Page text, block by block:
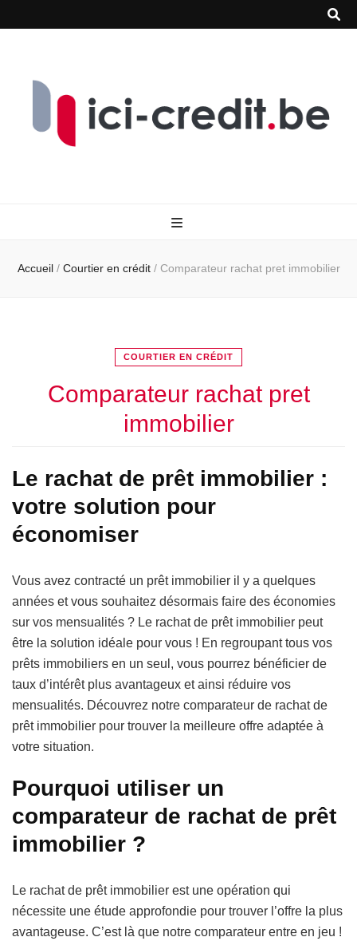
Accueil / Courtier en crédit / Comparateur rachat pret immobilier
COURTIER EN CRÉDIT
Comparateur rachat pret
immobilier
Le rachat de prêt immobilier :
votre solution pour
économiser
Vous avez contracté un prêt immobilier il y a quelques
années et vous souhaitez désormais faire des économies
sur vos mensualités ? Le rachat de prêt immobilier peut
être la solution idéale pour vous ! En regroupant tous vos
prêts immobiliers en un seul, vous pourrez bénéficier de
taux d’intérêt plus avantageux et ainsi réduire vos
mensualités. Découvrez notre comparateur de rachat de
prêt immobilier pour trouver la meilleure offre adaptée à
votre situation.
Pourquoi utiliser un
comparateur de rachat de prêt
immobilier ?
Le rachat de prêt immobilier est une opération qui
nécessite une étude approfondie pour trouver l’offre la plus
avantageuse. C’est là que notre comparateur entre en jeu !